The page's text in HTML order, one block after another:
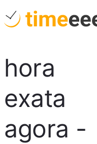
hora
exata
agora -